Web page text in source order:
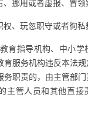
、挪用或者虚报、冒领
权、玩忽职守或者徇私
育指导机构、中小学
育服务机构违反本法
务职责的，由主管部
主管人员和其他直接